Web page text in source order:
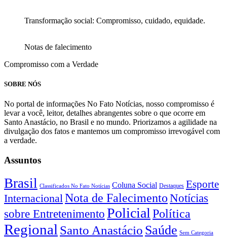
Transformação social: Compromisso, cuidado, equidade.
Notas de falecimento
Compromisso com a Verdade
SOBRE NÓS
No portal de informações No Fato Notícias, nosso compromisso é
levar a você, leitor, detalhes abrangentes sobre o que ocorre em
Santo Anastácio, no Brasil e no mundo. Priorizamos a agilidade na
divulgação dos fatos e mantemos um compromisso irrevogável com
a verdade.
Assuntos
Brasil Classificados No Fato Notícias Coluna Social Destaques Esporte
Internacional Nota de FalecimentoNotícias
sobre EntretenimentoPolicial Política
Regional Santo Anastácio Saúde Sem Categoria